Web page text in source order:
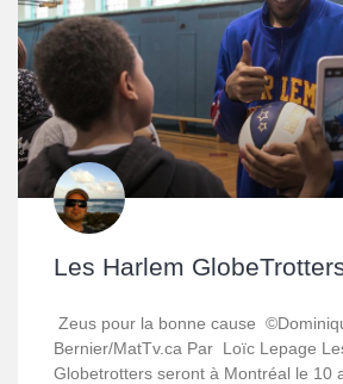
Les Harlem
Zeus pour la bonne cause
Bernier/MatTv.ca Par Loïc Lepage
Globetrotters seront à Montréal le 10